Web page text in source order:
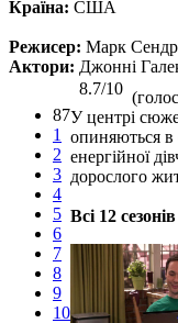
Країна: США
Режисер: Марк
Актори: Джонні
87
1
2
3
4
5
6
7
8
9
10
8.7/10
У центрі
опиняються в
енергійної
дорослого
Всі 12